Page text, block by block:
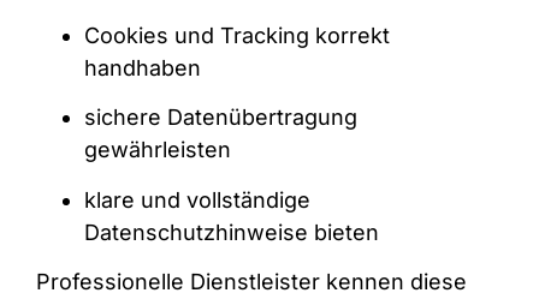
Cookies und Tracking korrekt
handhaben
sichere Datenübertragung
gewährleisten
klare und vollständige
Datenschutzhinweise bieten
Professionelle Dienstleister kennen diese